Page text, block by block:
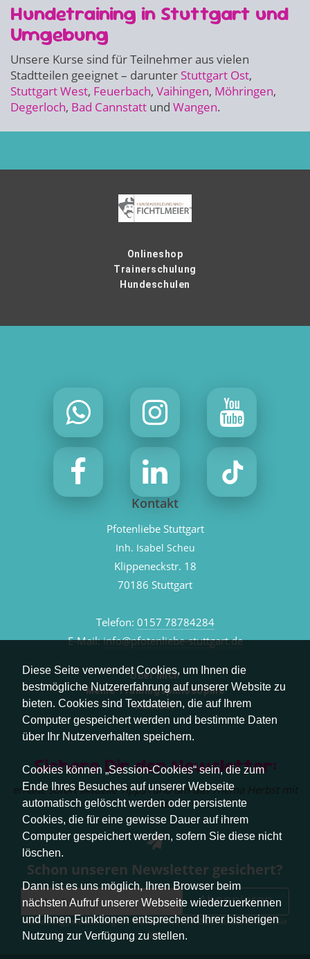
Diese Seite verwendet Cookies, um Ihnen die
bestmögliche Nutzererfahrung auf unserer Website zu
bieten. Cookies sind Textdateien, die auf Ihrem
Computer gespeichert werden und bestimmte Daten
über Ihr Nutzerverhalten speichern.
Cookies können „Session-Cookies“ sein, die zum
Ende Ihres Besuches auf unserer Webseite
automatisch gelöscht werden oder persistente
Cookies, die für eine gewisse Dauer auf ihrem
Computer gespeichert werden, sofern Sie diese nicht
löschen.
Dann ist es uns möglich, Ihren Browser beim
nächsten Aufruf unserer Webseite wiederzuerkennen
und Ihnen Funktionen entsprechend Ihrer bisherigen
Nutzung zur Verfügung zu stellen.
Hundetraining in Stuttgart und
Umgebung
Unsere Kurse sind für Teilnehmer aus vielen
Stadtteilen geeignet – darunter Stuttgart Ost,
Stuttgart West, Feuerbach, Vaihingen, Möhringen,
Degerloch, Bad Cannstatt und Wangen.
Onlineshop
Trainerschulung
Hundeschulen
Kontakt
Pfotenliebe Stuttgart
Inh. Isabel Scheu
Klippeneckstr. 18
70186 Stuttgart
Telefon: 0157 78784284
E-Mail:info@pfotenliebe-stuttgart.de
Über mich
Meine Trainingsphilosophie
Kontakt
Sichere Dir den Newsletter:
erhalte sofort aktuelle Tipps rund um das Thema Herbst mit
Hund.
Schon unseren Newsletter gesichert?
Abonnieren
Abmeldung jederzeit möglich. Weitere Infos zum Datenschutz erhalten Sie
hier.